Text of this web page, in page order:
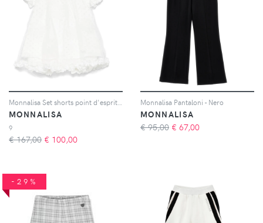
MONNALISA
9
€ 167,00 € 100,00
Monnalisa Pantaloni - Nero
MONNALISA
€ 95,00 € 67,00
-29%